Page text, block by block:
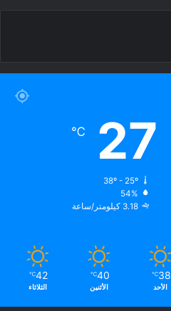
27
℃
38º - 25º
54%
3.18 كيلومتر/ساعة
38
℃
الأحد
40
℃
الأثنين
42
℃
الثلاثاء